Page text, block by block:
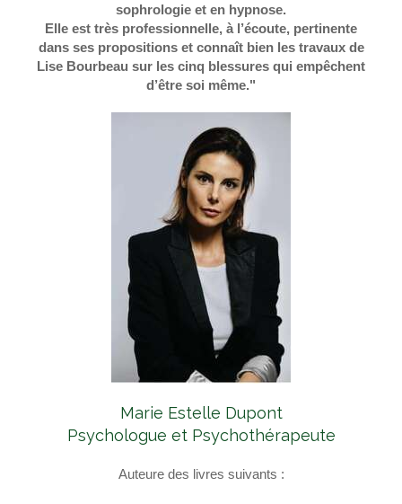
sophrologie et en hypnose.
Elle est très professionnelle, à l’écoute, pertinente
dans ses propositions et connaît bien les travaux de
Lise Bourbeau sur les cinq blessures qui empêchent
d’être soi même."
Marie Estelle Dupont
Psychologue et Psychothérapeute
Auteure des livres suivants :